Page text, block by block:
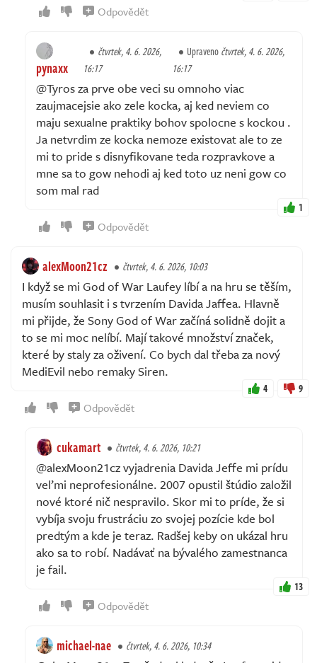
Odpovědět
pynaxx
čtvrtek, 4. 6. 2026,
16:17
Upravenočtvrtek, 4. 6. 2026,
16:17
@Tyros za prve obe veci su omnoho viac
zaujmacejsie ako zele kocka, aj ked neviem co
maju sexualne praktiky bohov spolocne s kockou .
Ja netvrdim ze kocka nemoze existovat ale to ze
mi to pride s disnyfikovane teda rozpravkove a
mne sa to gow nehodi aj ked toto uz neni gow co
som mal rad
1
Odpovědět
alexMoon21cz čtvrtek, 4. 6. 2026, 10:03
I když se mi God of War Laufey líbí a na hru se těším,
musím souhlasit i s tvrzením Davida Jaffea. Hlavně
mi přijde, že Sony God of War začíná solidně dojit a
to se mi moc nelíbí. Mají takové množství značek,
které by staly za oživení. Co bych dal třeba za nový
MediEvil nebo remaky Siren.
4 9
Odpovědět
cukamart čtvrtek, 4. 6. 2026, 10:21
@alexMoon21cz vyjadrenia Davida Jeffe mi prídu
veľmi neprofesionálne. 2007 opustil štúdio založil
nové ktoré nič nespravilo. Skor mi to príde, že si
vybíja svoju frustráciu zo svojej pozície kde bol
predtým a kde je teraz. Radšej keby on ukázal hru
ako sa to robí. Nadávať na bývalého zamestnanca
je fail.
13
Odpovědět
michael-nae čtvrtek, 4. 6. 2026, 10:34